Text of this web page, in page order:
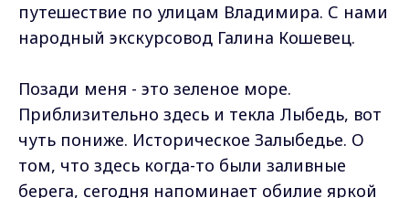
путешествие по улицам Владимира. С нами
народный экскурсовод Галина Кошевец.
Позади меня - это зеленое море.
Приблизительно здесь и текла Лыбедь, вот
чуть пониже. Историческое Залыбедье. О
том, что здесь когда-то были заливные
берега, сегодня напоминает обилие яркой